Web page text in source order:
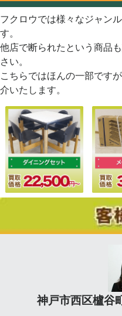
フクロウでは様々なジャン
す。
他店で断られたという商品
さい。
こちらではほんの一部です
介いたします。
神戸市西区櫨谷